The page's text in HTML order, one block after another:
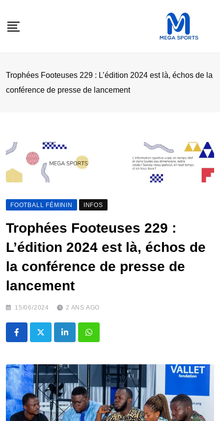
Trophées Footeuses 229 : L’édition 2024 est là, échos de la
conférence de presse de lancement
FOOTBALL FÉMININ INFOS
Trophées Footeuses 229 :
L’édition 2024 est là, échos de
la conférence de presse de
lancement
15/06/2024 2 ANS AGO
LinkedInWhatsapp